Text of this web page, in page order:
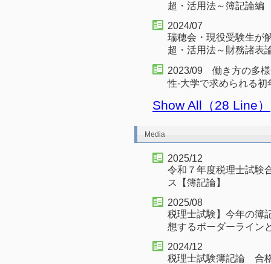
超・活用法～簿記論編
2024/07
瑞穂会・現役受験生
超・活用法～財務諸表
2023/09 働き方の多様
性-大学で求められる初
Show All（28 Line）
Media
2025/12
令和７年度税理士試験
ス【簿記論】
2025/08
税理士試験】今年の簿
想するボーダーライン
2024/12
税理士試験簿記論 合